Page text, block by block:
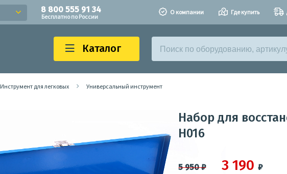
8 800 555 91 34
Бесплатно по России
О компании Где купить
Каталог
Инструмент для легковых Универсальный инструмент
Набор для
H016
5 950₽ 3 190 ₽